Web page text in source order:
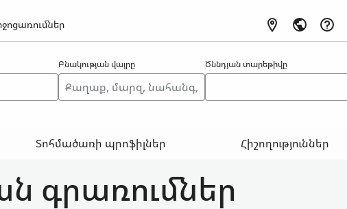
Բնակության վայրը Ծննդյան տարեթիվը
Տոհմածառի պրոֆիլներ Հիշողություններ
գրառումներ